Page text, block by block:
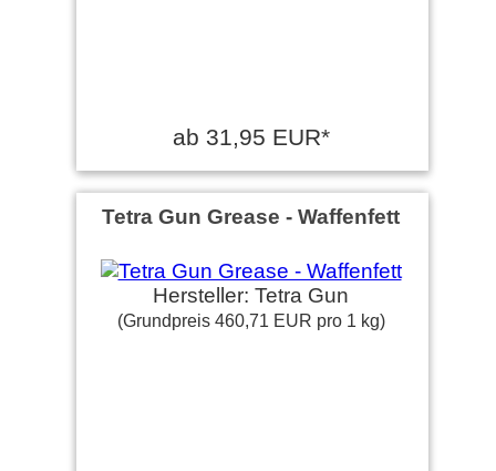
ab 31,95 EUR*
Tetra Gun Grease - Waffenfett
Hersteller: Tetra Gun
(Grundpreis 460,71 EUR pro 1 kg)